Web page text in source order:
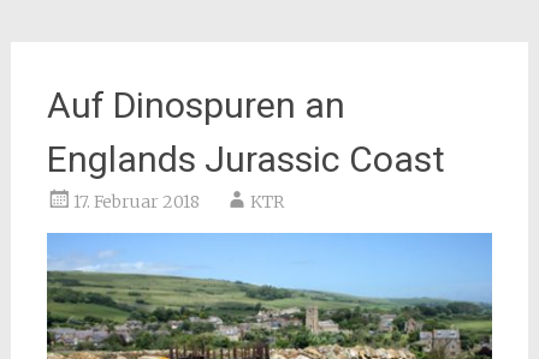
Auf Dinospuren an
Englands Jurassic Coast
17. Februar 2018 KTR